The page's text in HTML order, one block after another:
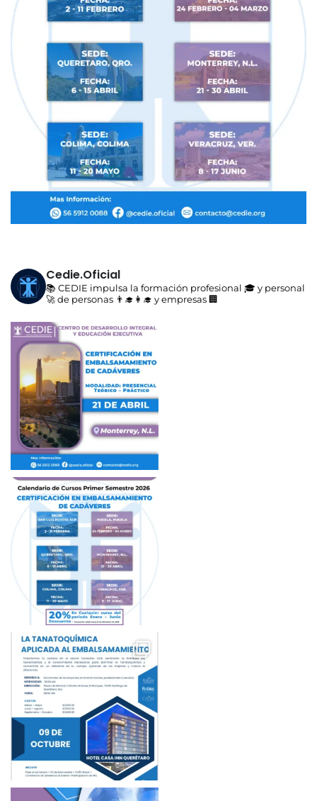
Cedie.oficial
📚 CEDIE impulsa la formación profesional 🎓 y personal
🚀 de personas 👨‍🎓👩‍🎓 y empresas 🏢